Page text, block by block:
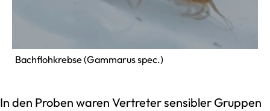
Bachflohkrebse (Gammarus spec.)
In den Proben waren Vertreter sensibler Gruppen